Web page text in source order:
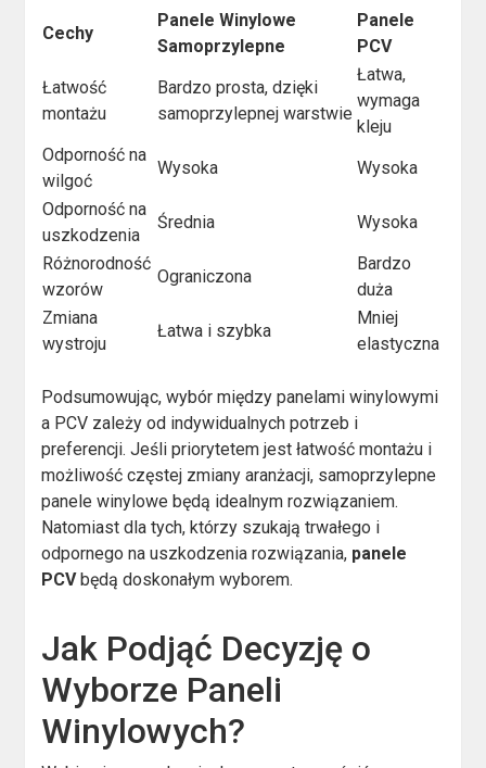
Cechy
Panele Winylowe
Samoprzylepne
Panele
PCV
Łatwość
montażu
Bardzo prosta, dzięki
samoprzylepnej warstwie
Łatwa,
wymaga
kleju
Odporność na
wilgoć
Wysoka
Wysoka
Odporność na
uszkodzenia
Średnia
Wysoka
Różnorodność
wzorów
Ograniczona
Bardzo
duża
Zmiana
wystroju
Łatwa i szybka
Mniej
elastyczna
Podsumowując, wybór między panelami winylowymi
a PCV zależy od indywidualnych potrzeb i
preferencji. Jeśli priorytetem jest łatwość montażu i
możliwość częstej zmiany aranżacji, samoprzylepne
panele winylowe będą idealnym rozwiązaniem.
Natomiast dla tych, którzy szukają trwałego i
odpornego na uszkodzenia rozwiązania, panele
PCVbędą doskonałym wyborem.
Jak Podjąć Decyzję o
Wyborze Paneli
Winylowych?